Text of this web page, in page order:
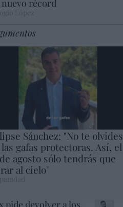
récord
Sánchez: "No te olvides
gafas protectoras. Así, el
agosto sólo tendrás que
al cielo"